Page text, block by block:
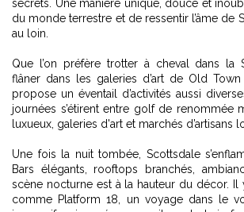
secrets. Une manière unique, douce et
du monde terrestre et de ressentir l’âme de
au loin.
Que l’on préfère trotter à cheval dans la
flâner dans les galeries d’art de Old
propose un éventail d’activités aussi
journées s’étirent entre golf de renommée
luxueux, galeries d'art et marchés d’artisans
Une fois la nuit tombée, Scottsdale
Bars élégants, rooftops branchés,
scène nocturne est à la hauteur du décor. Il
comme Platform 18, un voyage dans le